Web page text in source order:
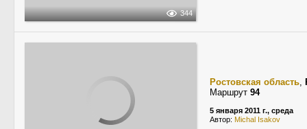
344
Ростовская область,
Маршрут 94
5 января 2011 г., среда
Автор: Michal Isakov